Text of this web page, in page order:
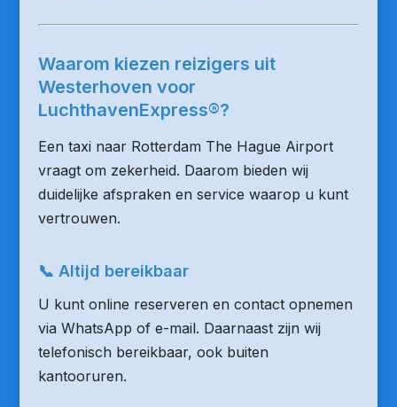
Waarom kiezen reizigers uit
Westerhoven voor
LuchthavenExpress®?
Een taxi naar Rotterdam The Hague Airport
vraagt om zekerheid. Daarom bieden wij
duidelijke afspraken en service waarop u kunt
vertrouwen.
📞 Altijd bereikbaar
U kunt online reserveren en contact opnemen
via WhatsApp of e-mail. Daarnaast zijn wij
telefonisch bereikbaar, ook buiten
kantooruren.